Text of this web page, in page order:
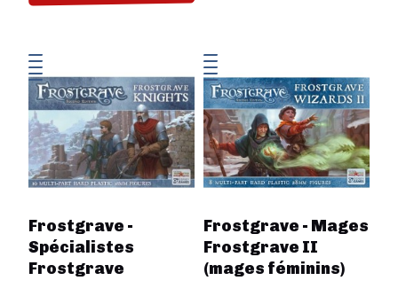
Frostgrave -
Spécialistes
Frostgrave
Frostgrave - Mages
Frostgrave II
(mages féminins)